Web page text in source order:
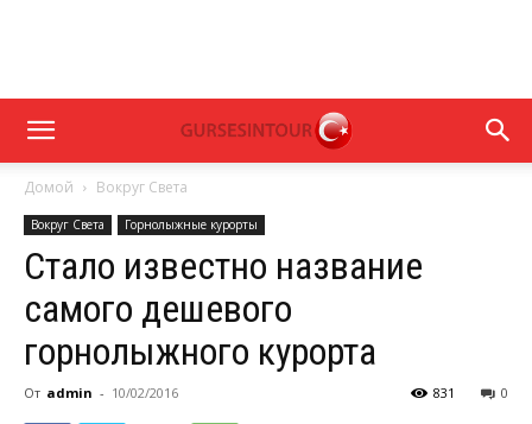
Домой Вокруг Света
Вокруг Света Горнолыжные курорты
Стало известно название
самого дешевого
горнолыжного курорта
От admin - 10/02/2016 0
831